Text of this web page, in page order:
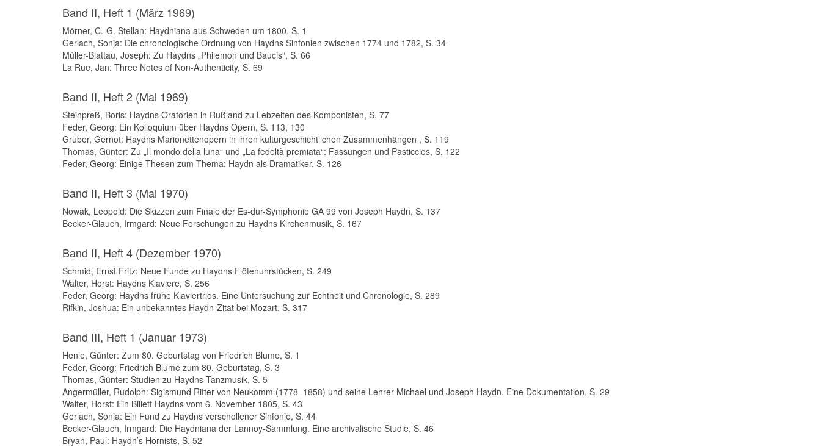
Band II, Heft 1 (März 1969)
Mörner, C.-G. Stellan: Haydniana aus Schweden um 1800, S. 1
Gerlach, Sonja: Die chronologische Ordnung von Haydns Sinfonien zwischen 1774 und 1782, S. 34
Müller-Blattau, Joseph: Zu Haydns „Philemon und Baucis“, S. 66
La Rue, Jan: Three Notes of Non-Authenticity, S. 69
Band II, Heft 2 (Mai 1969)
Steinpreß, Boris: Haydns Oratorien in Rußland zu Lebzeiten des Komponisten, S. 77
Feder, Georg: Ein Kolloquium über Haydns Opern, S. 113, 130
Gruber, Gernot: Haydns Marionettenopern in ihren kulturgeschichtlichen Zu­sammenhängen , S. 119
Thomas, Günter: Zu „Il mondo della luna“ und „La fedeltà premiata“: Fassungen und Pasticcios, S. 122
Feder, Georg: Einige Thesen zum Thema: Haydn als Dramatiker, S. 126
Band II, Heft 3 (Mai 1970)
Nowak, Leopold: Die Skizzen zum Finale der Es-dur-Symphonie GA 99 von Joseph Haydn, S. 137
Becker-Glauch, Irmgard: Neue Forschungen zu Haydns Kirchenmusik, S. 167
Band II, Heft 4 (Dezember 1970)
Schmid, Ernst Fritz: Neue Funde zu Haydns Flötenuhrstücken, S. 249
Walter, Horst: Haydns Klaviere, S. 256
Feder, Georg: Haydns frühe Klaviertrios. Eine Untersuchung zur Echtheit und Chronologie, S. 289
Rifkin, Joshua: Ein unbekanntes Haydn-Zitat bei Mozart, S. 317
Band III, Heft 1 (Januar 1973)
Henle, Günter: Zum 80. Geburtstag von Friedrich Blume, S. 1
Feder, Georg: Friedrich Blume zum 80. Geburtstag, S. 3
Thomas, Günter: Studien zu Haydns Tanzmusik, S. 5
Angermüller, Rudolph: Sigismund Ritter von Neukomm (1778–1858) und seine Lehrer Michael und Joseph Haydn. Eine Dokumentation, S. 29
Walter, Horst: Ein Billett Haydns vom 6. November 1805, S. 43
Gerlach, Sonja: Ein Fund zu Haydns verschollener Sinfonie, S. 44
Becker-Glauch, Irmgard: Die Haydniana der Lannoy-Sammlung. Eine archivalische Studie, S. 46
Bryan, Paul: Haydn’s Hornists, S. 52